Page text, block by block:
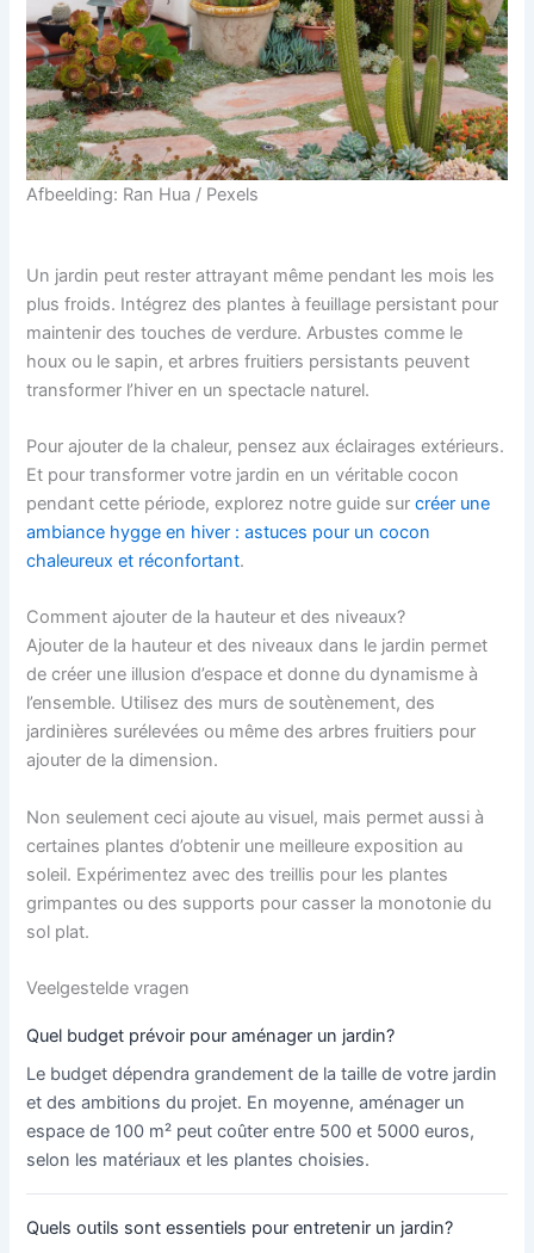
Afbeelding: Ran Hua / Pexels
Un jardin peut rester attrayant même pendant les mois les
plus froids. Intégrez des plantes à feuillage persistant pour
maintenir des touches de verdure. Arbustes comme le
houx ou le sapin, et arbres fruitiers persistants peuvent
transformer l’hiver en un spectacle naturel.
Pour ajouter de la chaleur, pensez aux éclairages extérieurs.
Et pour transformer votre jardin en un véritable cocon
pendant cette période, explorez notre guide surcréer une
ambiance hygge en hiver : astuces pour un cocon
chaleureux et réconfortant.
Comment ajouter de la hauteur et des niveaux?
Ajouter de la hauteur et des niveaux dans le jardin permet
de créer une illusion d’espace et donne du dynamisme à
l’ensemble. Utilisez des murs de soutènement, des
jardinières surélevées ou même des arbres fruitiers pour
ajouter de la dimension.
Non seulement ceci ajoute au visuel, mais permet aussi à
certaines plantes d’obtenir une meilleure exposition au
soleil. Expérimentez avec des treillis pour les plantes
grimpantes ou des supports pour casser la monotonie du
sol plat.
Veelgestelde vragen
Quel budget prévoir pour aménager un jardin?
Le budget dépendra grandement de la taille de votre jardin
et des ambitions du projet. En moyenne, aménager un
espace de 100 m² peut coûter entre 500 et 5000 euros,
selon les matériaux et les plantes choisies.
Quels outils sont essentiels pour entretenir un jardin?